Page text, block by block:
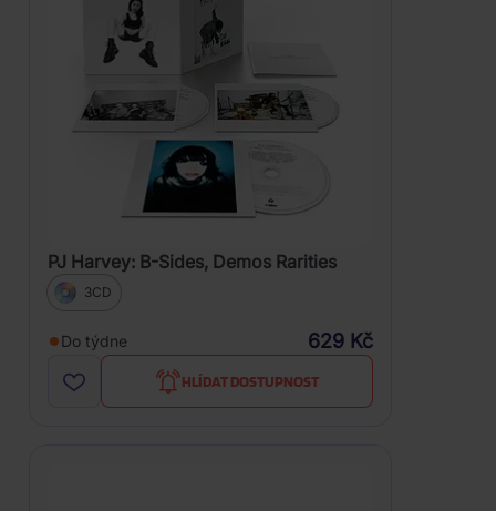
PJ Harvey: B-Sides, Demos Rarities
3CD
Do týdne 629 Kč
HLÍDAT DOSTUPNOST